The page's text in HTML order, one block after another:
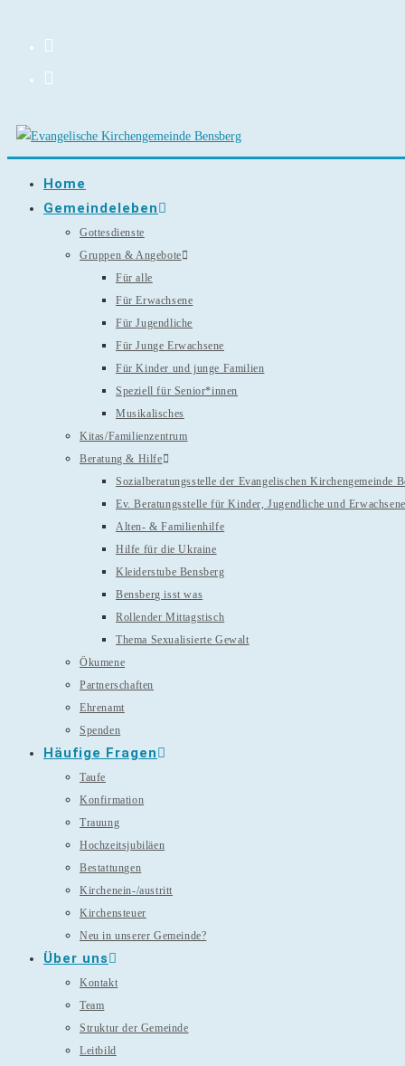
Home
Gemeindeleben
Gottesdienste
Gruppen & Angebote
Für alle
Für Erwachsene
Für Jugendliche
Für Junge Erwachsene
Für Kinder und junge Familien
Speziell für Senior*innen
Musikalisches
Kitas/Familienzentrum
Beratung & Hilfe
Sozialberatungsstelle der Evangelischen Kirchengemeinde
Ev. Beratungsstelle für Kinder, Jugendliche und Erwachsene
Alten- & Familienhilfe
Hilfe für die Ukraine
Kleiderstube Bensberg
Bensberg isst was
Rollender Mittagstisch
Thema Sexualisierte Gewalt
Ökumene
Partnerschaften
Ehrenamt
Spenden
Häufige Fragen
Taufe
Konfirmation
Trauung
Hochzeitsjubiläen
Bestattungen
Kirchenein-/austritt
Kirchensteuer
Neu in unserer Gemeinde?
Über uns
Kontakt
Team
Struktur der Gemeinde
Leitbild